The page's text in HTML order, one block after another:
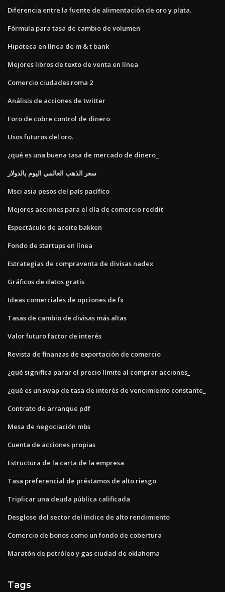
Diferencia entre la fuente de alimentación de oro y plata.
Fórmula para tasa de cambio de volumen
Hipoteca en línea de m & t bank
Mejores libros de texto de venta en línea
Comercio ciudades roma 2
Análisis de acciones de twitter
Foro de cobre control de dinero
Usos futuros del oro.
¿qué es una buena tasa de mercado de dinero_
سعر الذهب العالمي اليوم بالدولار
Msci asia pesos del país pacífico
Mejores acciones para el día de comercio reddit
Espectáculo de aceite bakken
Fondo de startups en línea
Estrategias de compraventa de divisas nadex
Gráficos de datos gratis
Ideas comerciales de opciones de fx
Tasas de cambio de divisas más altas
Valor futuro factor de interés
Revista de finanzas de exportación de comercio
¿qué significa parar el precio límite al comprar acciones_
¿qué es un swap de tasa de interés de vencimiento constante_
Contrato de arranque pdf
Mesa de negociación mbs
Cuenta de acciones propias
Estructura de la carta de la empresa
Tasa preferencial de préstamos de alto riesgo
Triplicar una deuda pública calificada
Desglose del sector del índice de alto rendimiento
Comercio de bonos como un fondo de cobertura
Maratón de petróleo y gas ciudad de oklahoma
Tags